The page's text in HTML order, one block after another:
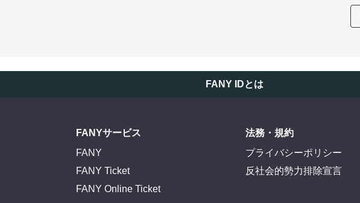
FANY IDとは
FANYサービス
FANY
FANY Ticket
FANY Online Ticket
法務・規約
プライバシーポリシー
反社会的勢力排除宣言